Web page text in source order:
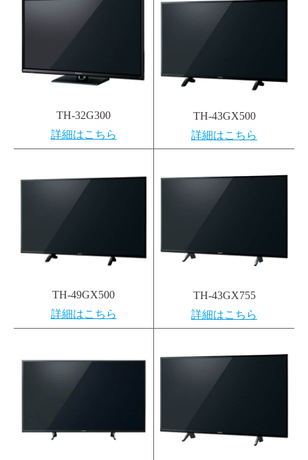
TH-32G300
詳細はこちら
TH-43GX500
詳細はこちら
TH-49GX500
詳細はこちら
TH-43GX755
詳細はこちら